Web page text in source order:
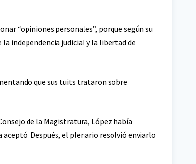
“opiniones personales”, porque según su
independencia judicial y la libertad de
que sus tuits trataron sobre
de la Magistratura, López había
Después, el plenario resolvió enviarlo